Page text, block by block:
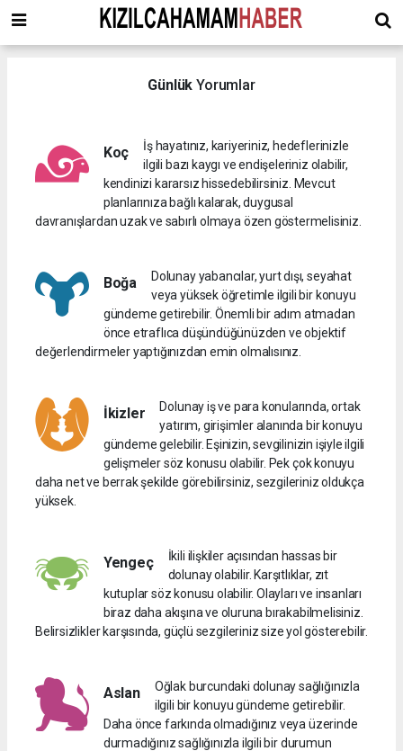
Günlük Yorumlar
Koç
İş hayatınız, kariyeriniz, hedeflerinizle
ilgili bazı kaygı ve endişeleriniz olabilir,
kendinizi kararsız hissedebilirsiniz. Mevcut
planlarınıza bağlı kalarak, duygusal
davranışlardan uzak ve sabırlı olmaya özen göstermelisiniz.
Boğa
Dolunay yabancılar, yurt dışı, seyahat
veya yüksek öğretimle ilgili bir konuyu
gündeme getirebilir. Önemli bir adım atmadan
önce etraflıca düşündüğünüzden ve objektif
değerlendirmeler yaptığınızdan emin olmalısınız.
İkizler
Dolunay iş ve para konularında, ortak
yatırım, girişimler alanında bir konuyu
gündeme gelebilir. Eşinizin, sevgilinizin işiyle ilgili
gelişmeler söz konusu olabilir. Pek çok konuyu
daha net ve berrak şekilde görebilirsiniz, sezgileriniz oldukça
yüksek.
Yengeç
İkili ilişkiler açısından hassas bir
dolunay olabilir. Karşıtlıklar, zıt
kutuplar söz konusu olabilir. Olayları ve insanları
biraz daha akışına ve oluruna bırakabilmelisiniz.
Belirsizlikler karşısında, güçlü sezgileriniz size yol gösterebilir.
Aslan
Oğlak burcundaki dolunay sağlığınızla
ilgili bir konuyu gündeme getirebilir.
Daha önce farkında olmadığınız veya üzerinde
durmadığınız sağlığınızla ilgili bir durumun